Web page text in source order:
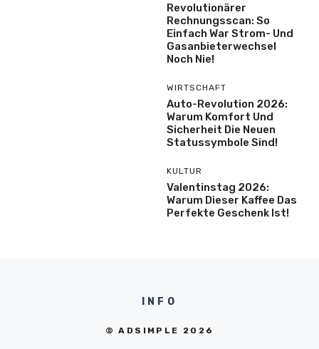
Revolutionärer
Rechnungsscan: So
Einfach War Strom- Und
Gasanbieterwechsel
Noch Nie!
WIRTSCHAFT
Auto-Revolution 2026:
Warum Komfort Und
Sicherheit Die Neuen
Statussymbole Sind!
KULTUR
Valentinstag 2026:
Warum Dieser Kaffee Das
Perfekte Geschenk Ist!
INFO
© ADSIMPLE 2026